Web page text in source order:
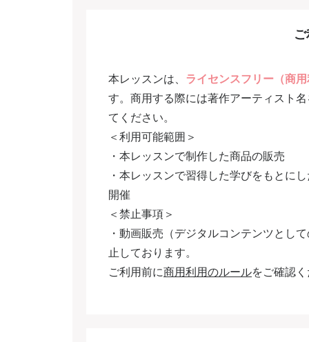
本レッスンは、 ライセンスフリー（商
す。商用する際には著作アーティスト
てください。
＜利用可能範囲＞
・本レッスンで制作した商品の販売
・本レッスンで習得した学びをもとに
開催
＜禁止事項＞
・動画販売（デジタルコンテンツとし
止しております。
ご利用前に商用利用のルールをご確認